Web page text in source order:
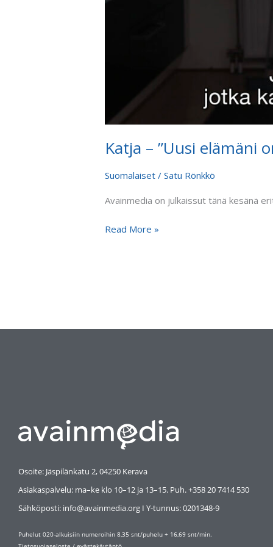
Katja – ”Uusi elämäni
Suomalaiset /Satu Rönkkö
Avainmedia on julkaissut tänä kesänä
Read More »
Osoite: Jäspilänkatu 2, 04250 Kerava
Asiakaspalvelu: ma–ke klo 10–12 ja 13–15. Puh. +358 20 7414 530
Sähköposti: info@avainmedia.org I Y-tunnus:0201348-9
Puhelut 020-alkuisiin numeroihin 8,35 snt/puhelu + 16,69 snt/min.